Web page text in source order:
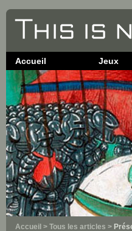
Accueil Jeux
Accueil > Tous les articles >